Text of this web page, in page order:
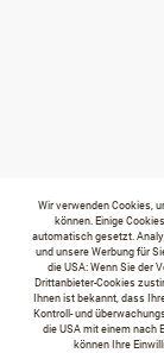
Wir verwenden Cookies,
können. Einige
automatisch gesetzt.
und unsere Werbung für
die USA: Wenn Sie der
Drittanbieter-Cookies
Ihnen ist bekannt, dass
Kontroll- und
die USA mit einem nach
können Ihre